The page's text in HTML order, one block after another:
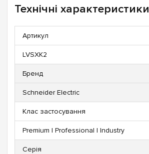
Технічні характеристики
Артикул
LVSXK2
Бренд
Schneider Electric
Клас застосування
Premium | Professional | Industry
Серія